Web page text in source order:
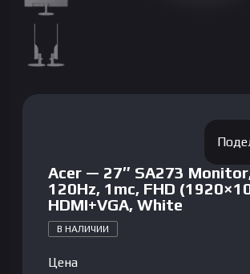
Acer — 27″ SA273
120Hz, 1mc, FHD
HDMI+VGA, White
В НАЛИЧИИ
Цена